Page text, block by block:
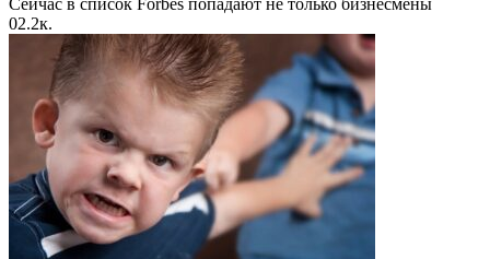
Сейчас в список Forbes попадают не только бизнесмены
02.2к.